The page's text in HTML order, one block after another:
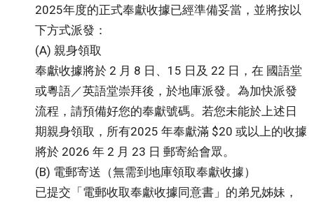
2025年度的正式奉獻收據已經準備妥當，並將按以
下方式派發：
(A) 親身領取
奉獻收據將於 2 月 8 日、15 日及 22 日，在 國語堂
或粵語／英語堂崇拜後，於地庫派發。為加快派發
流程，請預備好您的奉獻號碼。若您未能於上述日
期親身領取，所有2025 年奉獻滿 $20 或以上的收據
將於 2026 年 2 月 23 日 郵寄給會眾。
(B) 電郵寄送（無需到地庫領取奉獻收據）
已提交「電郵收取奉獻收據同意書」的弟兄姊妹，